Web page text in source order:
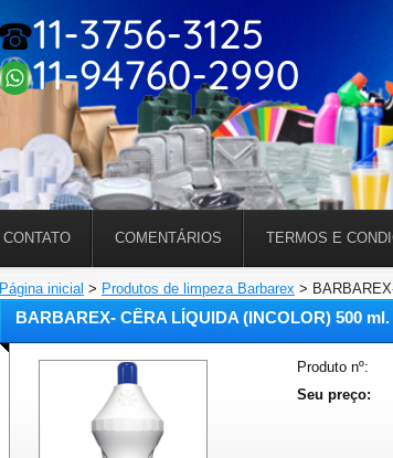
Página inicial > Produtos de limpeza Barbarex >
BARBAREX- CÊRA LÍQUIDA (INCOLOR) 500 ml.
Produto nº:
Seu preço:
CONTATO COMENTÁRIOS TERMOS E